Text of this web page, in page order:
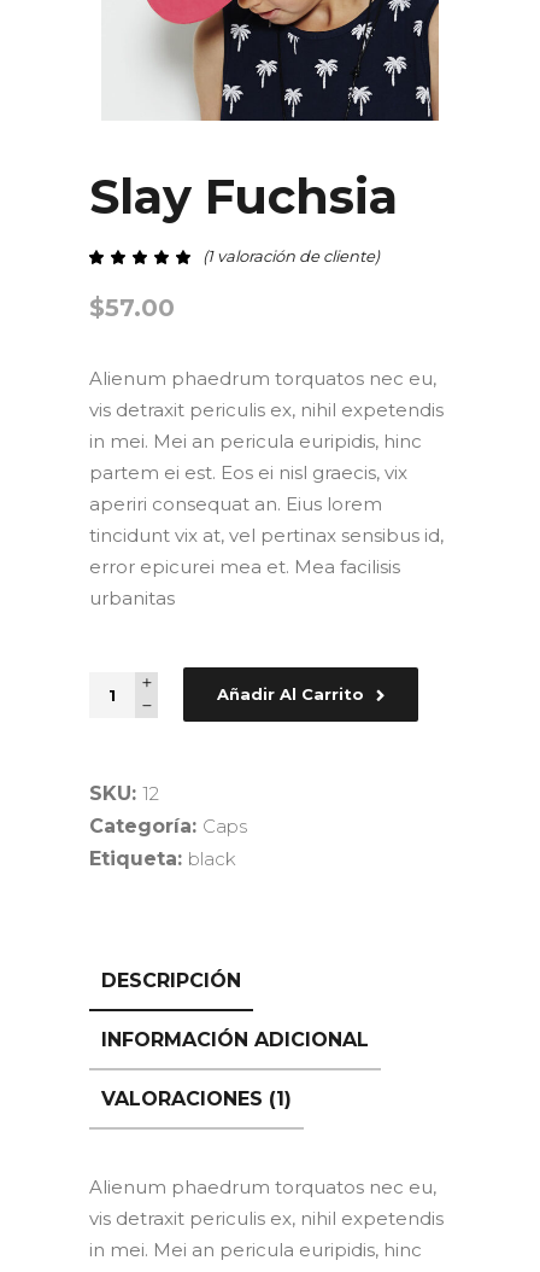
Slay Fuchsia
(1valoración de cliente)
$57.00
Alienum phaedrum torquatos nec eu,
vis detraxit periculis ex, nihil expetendis
in mei. Mei an pericula euripidis, hinc
partem ei est. Eos ei nisl graecis, vix
aperiri consequat an. Eius lorem
tincidunt vix at, vel pertinax sensibus id,
error epicurei mea et. Mea facilisis
urbanitas
Quantity Añadir Al Carrito
SKU: 12
Categoría: Caps
Etiqueta: black
DESCRIPCIÓN
INFORMACIÓN ADICIONAL
VALORACIONES (1)
Alienum phaedrum torquatos nec eu,
vis detraxit periculis ex, nihil expetendis
in mei. Mei an pericula euripidis, hinc